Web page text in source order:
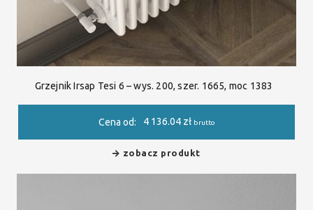
Grzejnik Irsap Tesi 6 – wys. 200, szer. 1665, moc 1383
Cena od: 4 136.04 zł brutto
zobacz produkt